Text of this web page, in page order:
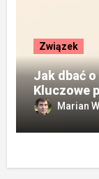
Związek
Jak dbać o
Kluczowe
Marian